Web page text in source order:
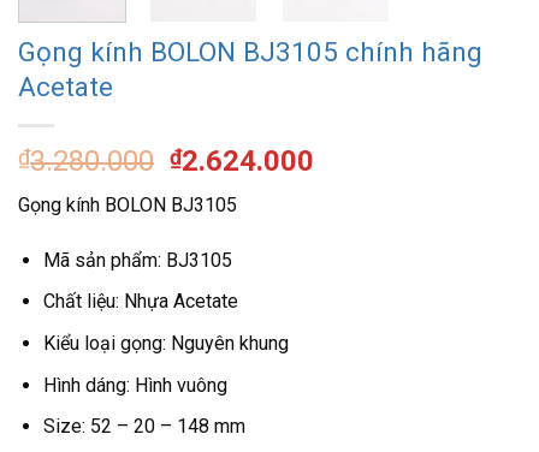
Gọng kính BOLON BJ3105 chính hãng
Acetate
₫3.280.000 Giá
gốc
là:
₫3.280.000.
₫2.624.000
Gọng kính BOLON BJ3105
Mã sản phẩm: BJ3105
Chất liệu: Nhựa Acetate
Kiểu loại gọng: Nguyên khung
Hình dáng: Hình vuông
Size: 52 – 20 – 148 mm